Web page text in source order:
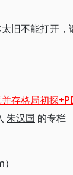
旧不能打开
存格局初探
朱汉国 的专栏